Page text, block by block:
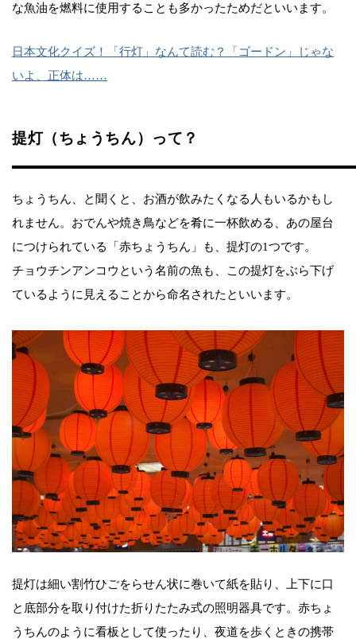
な魚油を燃料に使用することも多かったためだといいます。
日本文化クイズ！「行灯」なんて読む？「ゴードン」じゃな
いよ、正体は……
提灯（ちょうちん）って？
ちょうちん、と聞くと、お酒が飲みたくなる人もいるかもし
れません。おでんや焼き鳥などを肴に一杯飲める、あの屋台
につけられている「赤ちょうちん」も、提灯の1つです。
チョウチンアンコウという名前の魚も、この提灯をぶら下げ
ているように見えることから命名されたといいます。
提灯は細い割竹ひごをらせん状に巻いて紙を貼り、上下に口
と底部分を取り付けた折りたたみ式の照明器具です。赤ちょ
うちんのように看板として使ったり、夜道を歩くときの携帯